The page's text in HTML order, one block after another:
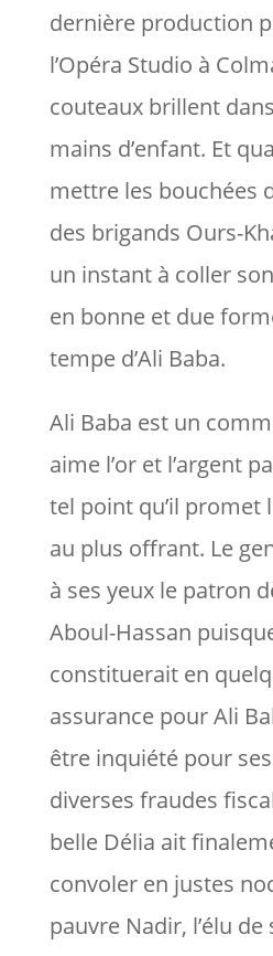
dernière production
l’Opéra Studio à
couteaux brillent
mains d’enfant. Et
mettre les bouchées
des brigands Ours-
un instant à coller
en bonne et due
tempe d’Ali Baba.
Ali Baba est un
aime l’or et l’argent
tel point qu’il promet
au plus offrant. Le
à ses yeux le patron
Aboul-Hassan
constituerait en
assurance pour Ali
être inquiété pour
diverses fraudes
belle Délia ait
convoler en justes
pauvre Nadir, l’élu